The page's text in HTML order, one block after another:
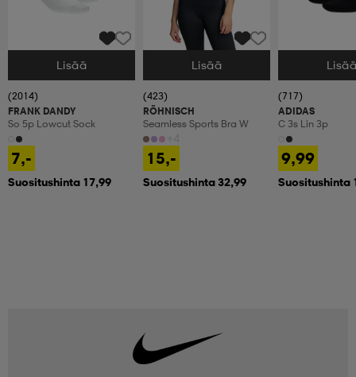
Valitse Koko
Lisää
(2014)
FRANK DANDY
So 5p Lowcut Sock
7,-
Suositushinta 17,99
Valitse Koko
Lisää
(423)
RÖHNISCH
Seamless Sports Bra W
15,-
Suositushinta 32,99
Valitse Koko
(717)
ADIDAS
C 3s Lin 3p
9,99
Suositushinta